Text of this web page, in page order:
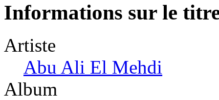
Informations sur le
Artiste
Abu Ali El Mehdi
Album